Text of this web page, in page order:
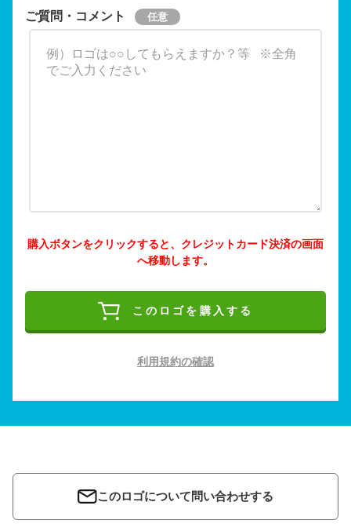
ご質問・コメント
購入ボタンをクリックすると、クレジットカード決済の画面
へ移動します。
このロゴを購入する
利用規約の確認
このロゴについて問い合わせする